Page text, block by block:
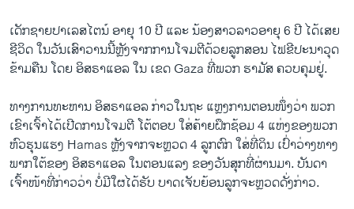
ລາຍງານ
ເດັກຊາຍປາເລສໄຕນ໌ ອາຍຸ 10 ປີ ແລະ ນ້ອງສາວລາວອາຍຸ 6 ປີ ໄດ້ເສຍ
ຊີວິດ ໃນວັນເສົາວານນີ້ຫຼັງຈາກການໂຈມຕີດ້ວຍລູກສອນ ໄຟຂີປະນາວຸດ
ຂ້າມຄືນ ໂດຍ ອິສຣາແອລ ໃນ ເຂດ Gaza ທີ່ພວກ ຮາມັສ ຄວບຄຸມຢູ່.
ທາງການທະຫານ ອິສຣາແອລ ກ່າວໃນຖະ ແຫຼງການຕອນໜຶ່ງວ່າ ພວກ
ເຂົາເຈົ້າໄດ້ເປີດການໂຈມຕີ ໂຕ້ຕອບ ໃສ່ຄ້າຍຝຶກຊ້ອມ 4 ແຫ່ງຂອງພວກ
ຫົວຮຸນແຮງ Hamas ຫຼັງຈາກຈະຫຼວດ 4 ລູກຕົກ ໃສ່ທີ່ດິນ ເປົ່າວ່າງທາງ
ພາກໃຕ້ຂອງ ອິສຣາແອລ ໃນຕອນແລງ ຂອງວັນສຸກທີ່ຜ່ານມາ. ບັນດາ
ເຈົ້າໜ້າທີ່ກ່າວວ່າ ບໍ່ມີໃຜໄດ້ຮັບ ບາດເຈັບຍ້ອນລູກຈະຫຼວດດັ່ງກ່າວ.